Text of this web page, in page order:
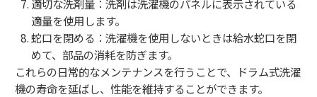
適切な洗剤量：洗剤は洗濯機のパネルに表示されている
適量を使用します。
蛇口を閉める：洗濯機を使用しないときは給水蛇口を閉
めて、部品の消耗を防ぎます。
これらの日常的なメンテナンスを行うことで、ドラム式洗濯
機の寿命を延ばし、性能を維持することができます。